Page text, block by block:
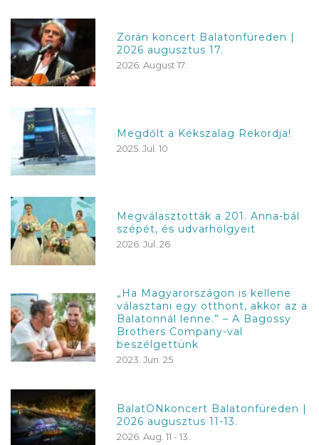
Zorán koncert Balatonfüreden |
2026 augusztus 17.
2026. August 17.
Megdőlt a Kékszalag Rekordja!
2025. Jul. 10
Megválasztották a 201. Anna-bál
szépét, és udvarhölgyeit
2026. Jul. 26
„Ha Magyarországon is kellene
választani egy otthont, akkor az a
Balatonnál lenne.” – A Bagossy
Brothers Company-val
beszélgettünk
2023. Jun. 25
BalatONkoncert Balatonfüreden |
2026 augusztus 11-13.
2026. Aug. 11 - 13.